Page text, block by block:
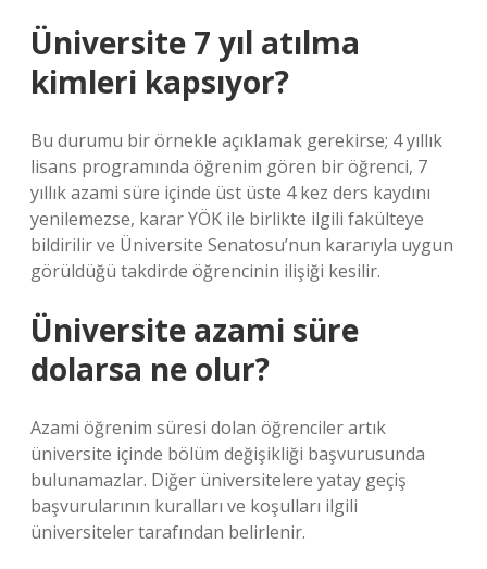
Üniversite 7 yıl atılma
kimleri kapsıyor?
Bu durumu bir örnekle açıklamak gerekirse; 4 yıllık
lisans programında öğrenim gören bir öğrenci, 7
yıllık azami süre içinde üst üste 4 kez ders kaydını
yenilemezse, karar YÖK ile birlikte ilgili fakülteye
bildirilir ve Üniversite Senatosu’nun kararıyla uygun
görüldüğü takdirde öğrencinin ilişiği kesilir.
Üniversite azami süre
dolarsa ne olur?
Azami öğrenim süresi dolan öğrenciler artık
üniversite içinde bölüm değişikliği başvurusunda
bulunamazlar. Diğer üniversitelere yatay geçiş
başvurularının kuralları ve koşulları ilgili
üniversiteler tarafından belirlenir.